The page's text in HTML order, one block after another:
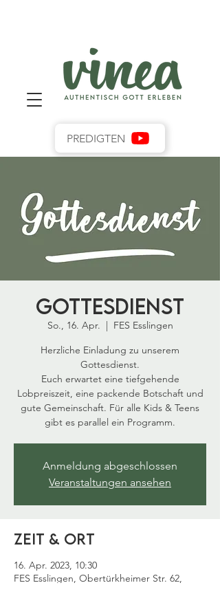
PREDIGTEN
Gottesdienst
So., 16. Apr.
  |
FES Esslingen
Herzliche Einladung zu unserem
Gottesdienst.
Euch erwartet eine tiefgehende
Lobpreiszeit, eine packende Botschaft und
gute Gemeinschaft. Für alle Kids & Teens
gibt es parallel ein Programm.
Anmeldung abgeschlossen
Veranstaltungen ansehen
Zeit & Ort
16. Apr. 2023, 10:30
FES Esslingen, Obertürkheimer Str. 62,